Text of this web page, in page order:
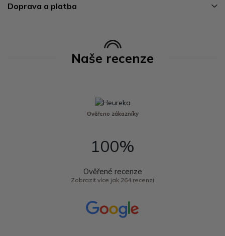
Doprava a platba
Naše recenze
Ověřeno zákazníky
100%
Ověřené recenze
Zobrazit více jak 264 recenzí